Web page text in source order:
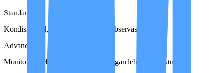
Standard
Kondisi stabil, pendampingan dan observasi dasar.
Advanced
Monitoring lebih aktif & pendampingan lebih terstruktur.